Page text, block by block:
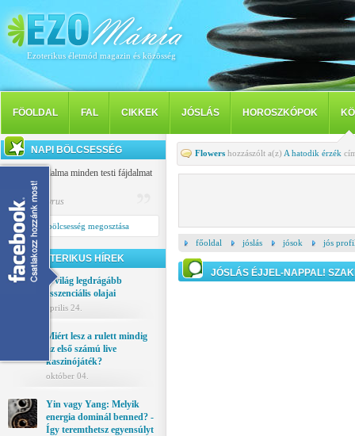
Ezoterikus életmód magazin és közösség
FÖOLDAL FAL CIKKEK JÓSLÁS HOROSZKÓPOK
NAPI BÖLCSESSÉG
A tudat fájdalma minden testi fájdalmat
felülmúl.
Publilius Syrus
Napi bölcsesség megosztása
EZOTERIKUS HÍREK
A világ legdrágább
esszenciális olajai
április 24.
Miért lesz a rulett mindig
az első számú live
kaszinójáték?
október 04.
Yin vagy Yang: Melyik
energia dominál benned? -
Így teremthetsz egyensúlyt
Flowers hozzászólt a(z) A hatodik érzék
főoldal jóslás jósok jós
JÓSLÁS ÉJJEL-NAPPAL!